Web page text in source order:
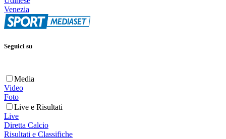
Venezia
Seguici su
Media
Video
Foto
Live e Risultati
Live
Diretta Calcio
Risultati e Classifiche